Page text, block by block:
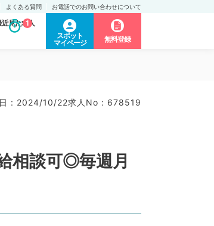
よくある質問 お電話でのお問い合わせについて
近見た求人
1
スポット
マイページ
無料登録
: 2024/10/22求人No : 678519
相談可◎毎週月